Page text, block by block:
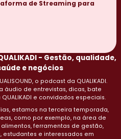
de Streaming para
- Gestão, qualidade,
e negócios
o podcast da QUALIKADI.
áudio de entrevistas, dicas, bate
e convidados especiais.
estamos na terceira temporada,
como por exemplo, na área de
ferramentas de gestão,
estudantes e interessados em